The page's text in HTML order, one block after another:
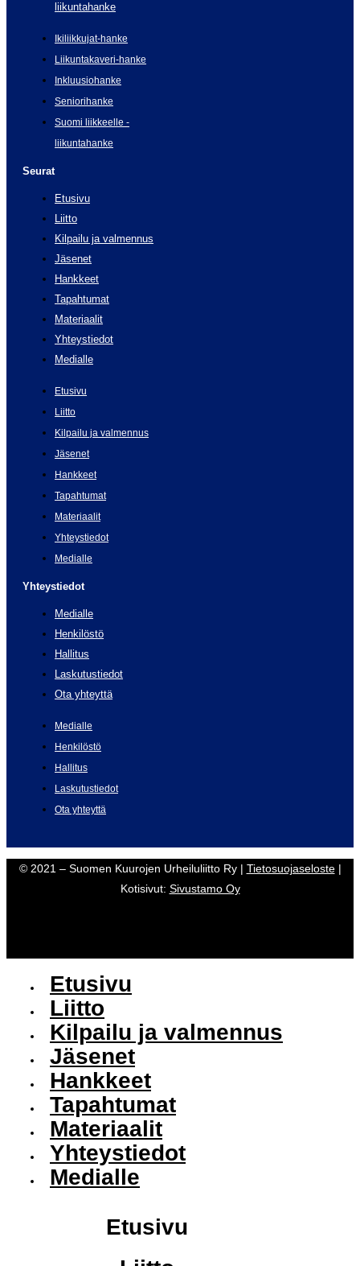
liikuntahanke
Ikiliikkujat-hanke
Liikuntakaveri-hanke
Inkluusiohanke
Seniorihanke
Suomi liikkeelle -
liikuntahanke
Seurat
Etusivu
Liitto
Kilpailu ja valmennus
Jäsenet
Hankkeet
Tapahtumat
Materiaalit
Yhteystiedot
Medialle
Etusivu
Liitto
Kilpailu ja valmennus
Jäsenet
Hankkeet
Tapahtumat
Materiaalit
Yhteystiedot
Medialle
Yhteystiedot
Medialle
Henkilöstö
Hallitus
Laskutustiedot
Ota yhteyttä
Medialle
Henkilöstö
Hallitus
Laskutustiedot
Ota yhteyttä
© 2021 – Suomen Kuurojen Urheiluliitto Ry | Tietosuojaseloste|
Kotisivut: Sivustamo Oy
Etusivu
Liitto
Kilpailu ja valmennus
Jäsenet
Hankkeet
Tapahtumat
Materiaalit
Yhteystiedot
Medialle
Etusivu